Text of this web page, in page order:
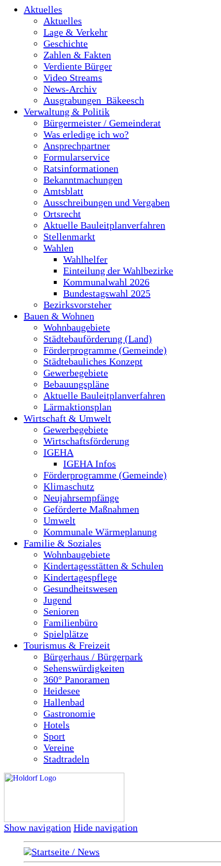
Aktuelles
Aktuelles
Lage & Verkehr
Geschichte
Zahlen & Fakten
Verdiente Bürger
Video Streams
News-Archiv
Ausgrabungen_Bäkeesch
Verwaltung & Politik
Bürgermeister / Gemeinderat
Was erledige ich wo?
Ansprechpartner
Formularservice
Ratsinformationen
Bekanntmachungen
Amtsblatt
Ausschreibungen und Vergaben
Ortsrecht
Aktuelle Bauleitplanverfahren
Stellenmarkt
Wahlen
Wahlhelfer
Einteilung der Wahlbezirke
Kommunalwahl 2026
Bundestagswahl 2025
Bezirksvorsteher
Bauen & Wohnen
Wohnbaugebiete
Städtebauförderung (Land)
Förderprogramme (Gemeinde)
Städtebauliches Konzept
Gewerbegebiete
Bebauungspläne
Aktuelle Bauleitplanverfahren
Lärmaktionsplan
Wirtschaft & Umwelt
Gewerbegebiete
Wirtschaftsförderung
IGEHA
IGEHA Infos
Förderprogramme (Gemeinde)
Klimaschutz
Neujahrsempfänge
Geförderte Maßnahmen
Umwelt
Kommunale Wärmeplanung
Familie & Soziales
Wohnbaugebiete
Kindertagesstätten & Schulen
Kindertagespflege
Gesundheitswesen
Jugend
Senioren
Familienbüro
Spielplätze
Tourismus & Freizeit
Bürgerhaus / Bürgerpark
Sehenswürdigkeiten
360° Panoramen
Heidesee
Hallenbad
Gastronomie
Hotels
Sport
Vereine
Stadtradeln
Show navigation Hide navigation
Startseite / News